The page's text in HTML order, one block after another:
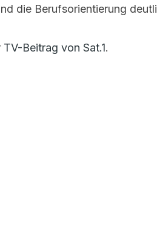
die Berufsorientierung
TV-Beitrag von Sat.1.